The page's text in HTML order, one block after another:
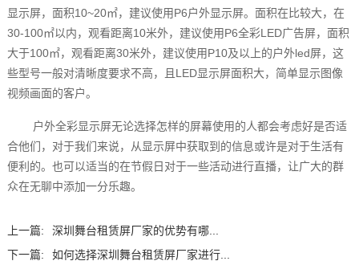
显示屏，面积10~20㎡，建议使用P6户外显示屏。面积在比较大，在
30-100㎡以内，观看距离10米外，建议使用P6全彩LED广告屏，面积
大于100㎡，观看距离30米外，建议使用P10及以上的户外led屏，这
些型号一般对清晰度要求不高，且LED显示屏面积大，简单显示图像
视频画面的客户。
户外全彩显示屏无论选择怎样的屏幕使用的人都会考虑好是否适
合他们，对于我们来说，从显示屏中获取到的信息或许是对于生活有
便利的。也可以适当的在节假日对于一些活动进行直播，让广大的群
众在无聊中添加一分乐趣。
上一篇:
深圳舞台租赁屏厂家‍的优势有哪...
下一篇:
如何选择深圳舞台租赁屏厂家进行...